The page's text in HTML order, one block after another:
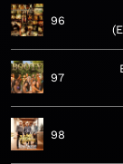
96
97
98